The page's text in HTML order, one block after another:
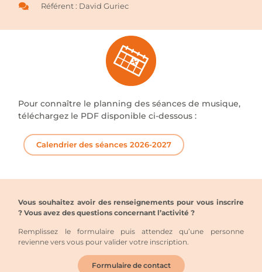
Référent : David Guriec
Pour connaître le planning des séances de musique,
téléchargez le PDF disponible ci-dessous :
Calendrier des séances 2026-2027
Vous souhaitez avoir des renseignements pour vous inscrire
? Vous avez des questions concernant l’activité ?
Remplissez le formulaire puis attendez qu’une personne
revienne vers vous pour valider votre inscription.
Formulaire de contact